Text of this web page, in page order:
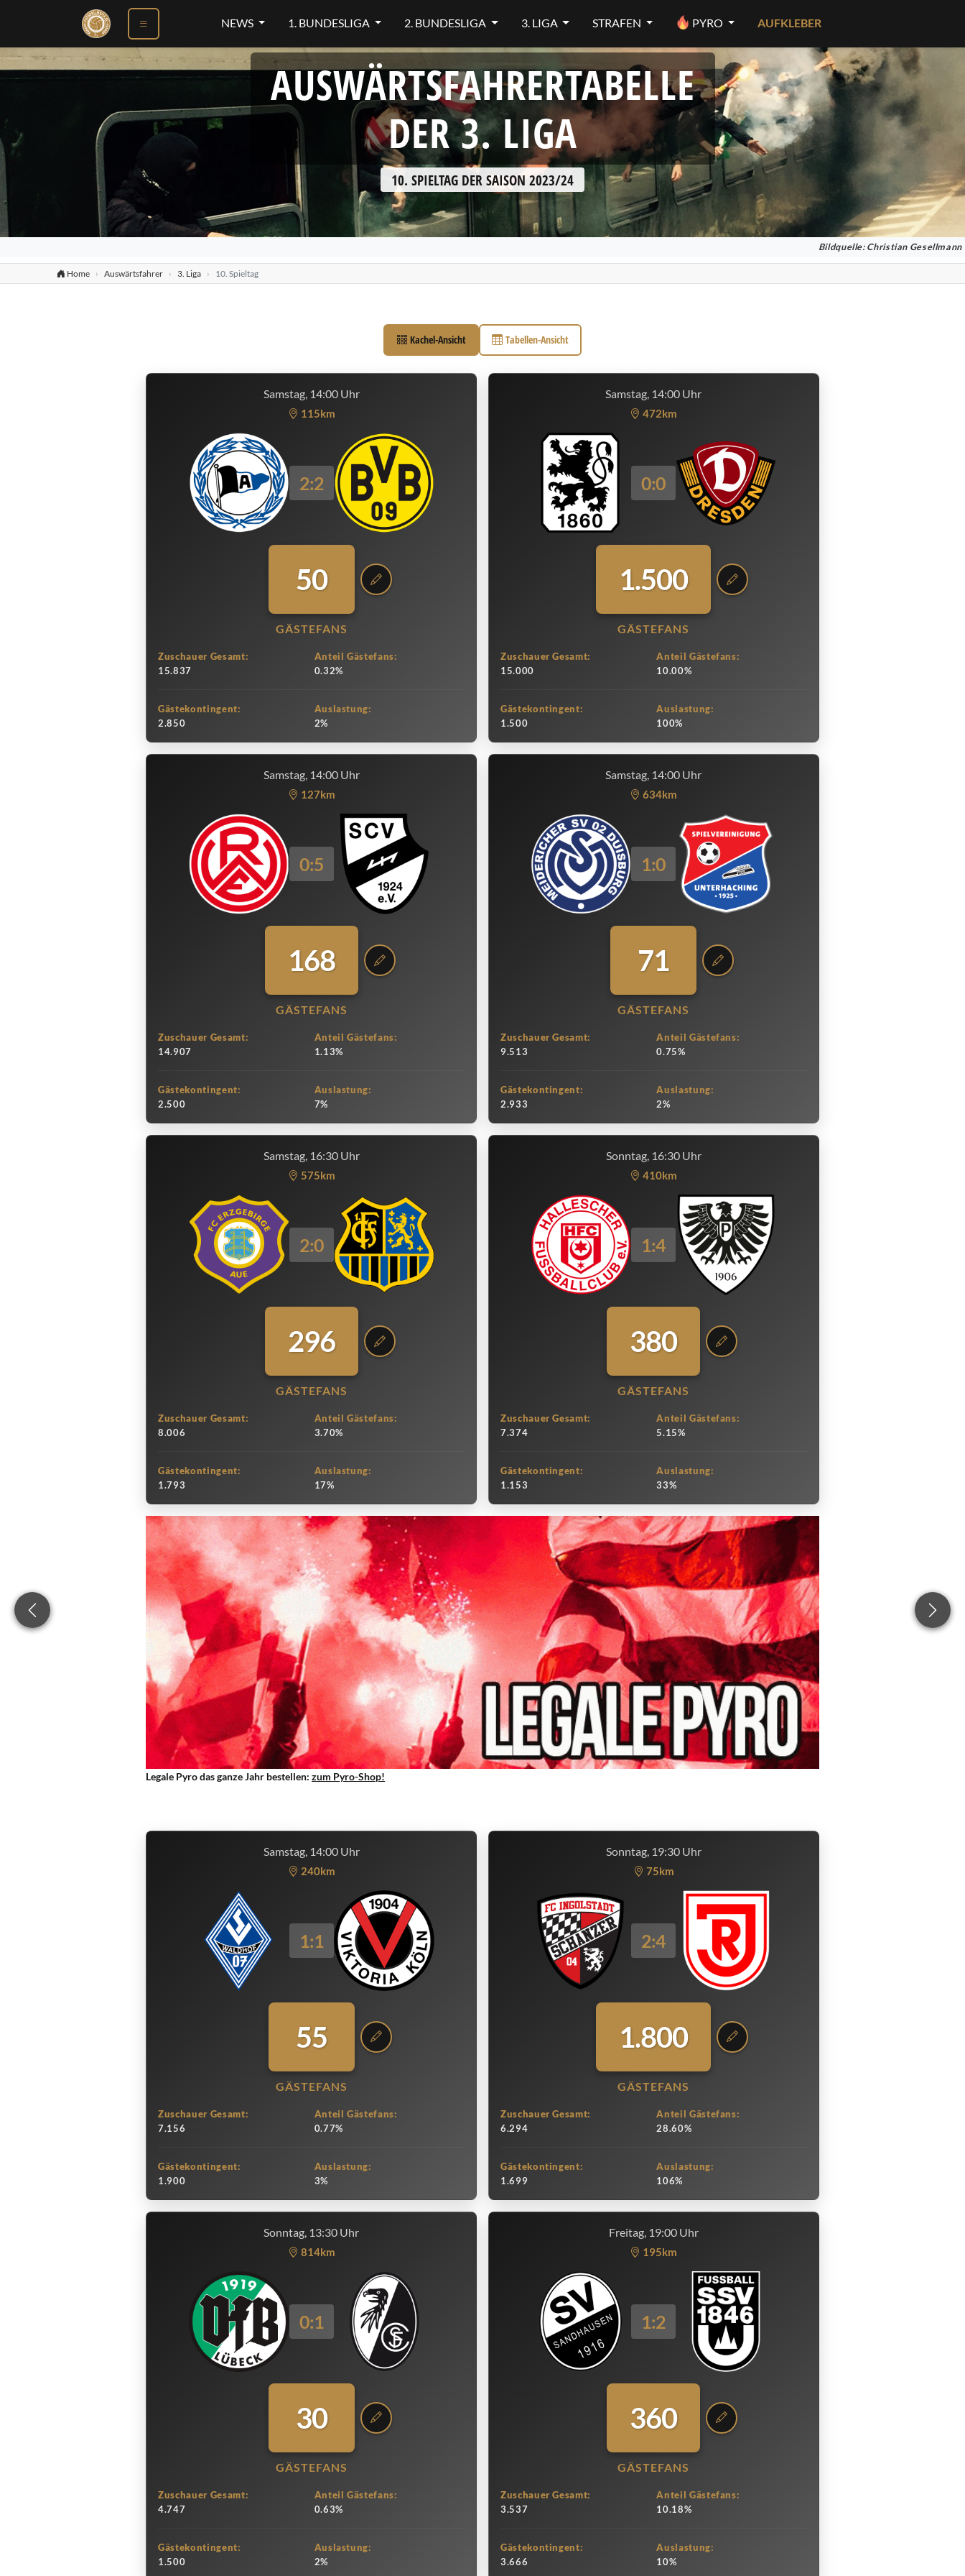
NEWS 1. BUNDESLIGA 2. BUNDESLIGA 3. LIGA STRAFEN PYRO AUFKLEBER
AUSWÄRTSFAHRERTABELLE
DER 3. LIGA
10. SPIELTAG DER SAISON 2023/24
Bildquelle: Christian Gesellmann
Home Auswärtsfahrer 3. Liga 10. Spieltag
Kachel-Ansicht Tabellen-Ansicht
Samstag, 14:00 Uhr
115km
2:2
50
GÄSTEFANS
Zuschauer Gesamt:
15.837
Anteil Gästefans:
0.32%
Gästekontingent:
2.850
Auslastung:
2%
Samstag, 14:00 Uhr
472km
0:0
1.500
GÄSTEFANS
Zuschauer Gesamt:
15.000
Anteil Gästefans:
10.00%
Gästekontingent:
1.500
Auslastung:
100%
Samstag, 14:00 Uhr
127km
0:5
168
GÄSTEFANS
Zuschauer Gesamt:
14.907
Anteil Gästefans:
1.13%
Gästekontingent:
2.500
Auslastung:
7%
Samstag, 14:00 Uhr
634km
1:0
71
GÄSTEFANS
Zuschauer Gesamt:
9.513
Anteil Gästefans:
0.75%
Gästekontingent:
2.933
Auslastung:
2%
Samstag, 16:30 Uhr
575km
2:0
296
GÄSTEFANS
Zuschauer Gesamt:
8.006
Anteil Gästefans:
3.70%
Gästekontingent:
1.793
Auslastung:
17%
Sonntag, 16:30 Uhr
410km
1:4
380
GÄSTEFANS
Zuschauer Gesamt:
7.374
Anteil Gästefans:
5.15%
Gästekontingent:
1.153
Auslastung:
33%
Legale Pyro das ganze Jahr bestellen:zum Pyro-Shop!
Samstag, 14:00 Uhr
240km
1:1
55
GÄSTEFANS
Zuschauer Gesamt:
7.156
Anteil Gästefans:
0.77%
Gästekontingent:
1.900
Auslastung:
3%
Sonntag, 19:30 Uhr
75km
2:4
1.800
GÄSTEFANS
Zuschauer Gesamt:
6.294
Anteil Gästefans:
28.60%
Gästekontingent:
1.699
Auslastung:
106%
Sonntag, 13:30 Uhr
814km
0:1
30
GÄSTEFANS
Zuschauer Gesamt:
4.747
Anteil Gästefans:
0.63%
Gästekontingent:
1.500
Auslastung:
2%
Freitag, 19:00 Uhr
195km
1:2
360
GÄSTEFANS
Zuschauer Gesamt:
3.537
Anteil Gästefans:
10.18%
Gästekontingent:
3.666
Auslastung:
10%